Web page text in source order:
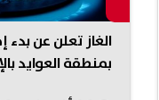
الغاز تعلن عن بدء
بمنطقة العوايد